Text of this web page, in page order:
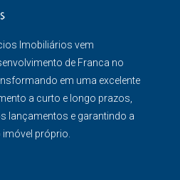
Imobiliários vem
de Franca no
em uma excelente
a curto e longo prazos,
lançamentos e garantindo a
próprio.